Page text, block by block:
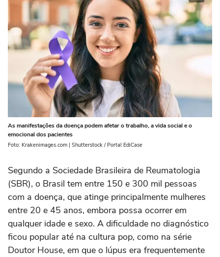
As manifestações da doença podem afetar o trabalho, a vida social e o
emocional dos pacientes
Foto: Krakenimages.com | Shutterstock / Portal EdiCase
Segundo a Sociedade Brasileira de Reumatologia
(SBR), o Brasil tem entre 150 e 300 mil pessoas
com a doença, que atinge principalmente mulheres
entre 20 e 45 anos, embora possa ocorrer em
qualquer idade e sexo. A dificuldade no diagnóstico
ficou popular até na cultura pop, como na série
Doutor House, em que o lúpus era frequentemente